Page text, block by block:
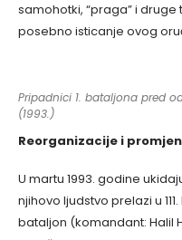
samohotki, “praga” i
posebno isticanje ovog
Pripadnici 1. bataljona pred
(1993.)
Reorganizacije i
U martu 1993. godine
njihovo ljudstvo prelazi u
bataljon (komandant: Halil